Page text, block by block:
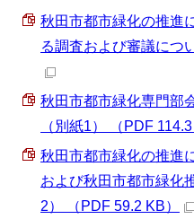
秋田市都市緑化の推進
る調査および審議につ
秋田市都市緑化専門部
（別紙1） （PDF 114.3
秋田市都市緑化の推進
および秋田市都市緑化
2） （PDF 59.2 KB）